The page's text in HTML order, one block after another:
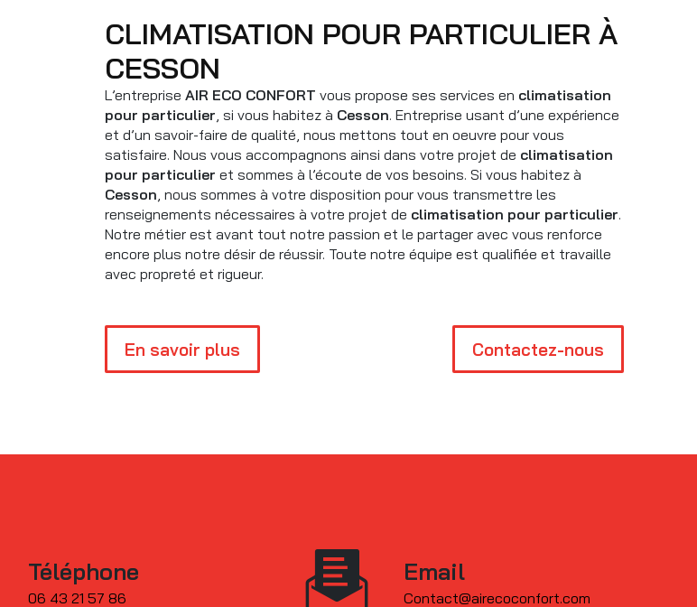
CLIMATISATION POUR PARTICULIER À
CESSON
L’entreprise AIR ECO CONFORT vous propose ses services en climatisation
pour particulier, si vous habitez à Cesson. Entreprise usant d’une expérience
et d’un savoir-faire de qualité, nous mettons tout en oeuvre pour vous
satisfaire. Nous vous accompagnons ainsi dans votre projet de climatisation
pour particulier et sommes à l’écoute de vos besoins. Si vous habitez à
Cesson, nous sommes à votre disposition pour vous transmettre les
renseignements nécessaires à votre projet de climatisation pour particulier.
Notre métier est avant tout notre passion et le partager avec vous renforce
encore plus notre désir de réussir. Toute notre équipe est qualifiée et travaille
avec propreté et rigueur.
En savoir plus Contactez-nous
Téléphone
06 43 21 57 86
Email
contact@airecoconfort.com